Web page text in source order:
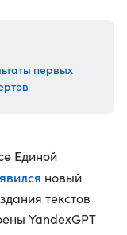
первых
Единой
новый
текстов
YandexGPT